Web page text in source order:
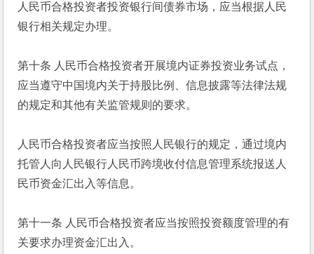
人民币合格投资者投资银行间债券市场，应当根据人民
银行相关规定办理。
第十条 人民币合格投资者开展境内证券投资业务试点，
应当遵守中国境内关于持股比例、信息披露等法律法规
的规定和其他有关监管规则的要求。
人民币合格投资者应当按照人民银行的规定，通过境内
托管人向人民银行人民币跨境收付信息管理系统报送人
民币资金汇出入等信息。
第十一条 人民币合格投资者应当按照投资额度管理的有
关要求办理资金汇出入。